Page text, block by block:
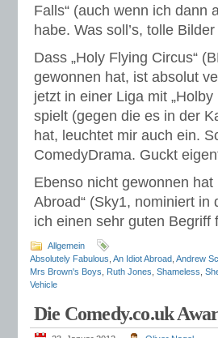
Falls“ (auch wenn ich dann
habe. Was soll’s, tolle
Dass „Holy Flying Circus“
gewonnen hat, ist absolut
jetzt in einer Liga mit „Holby
spielt (gegen die es in der
hat, leuchtet mir auch ein.
ComedyDrama. Guckt
Ebenso nicht gewonnen hat
Abroad“ (Sky1, nominiert in
ich einen sehr guten Begriff
Allgemein
Absolutely Fabulous An Idiot Abroad Andrew
Mrs Brown's Boys
Ruth Jones Shameless
Vehicle
Die Comedy.co.uk